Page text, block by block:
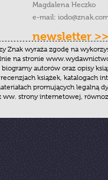
Magdalena Heczko
e-mail:
newsletter >>
Znak wyraża zgodę na
na stronie
autorów oraz opisy
książek, katalogach
promujących legalną
ww. strony internetowej,